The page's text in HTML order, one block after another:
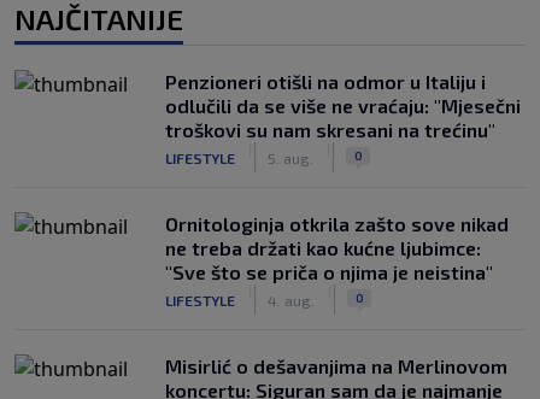
NAJČITANIJE
Penzioneri otišli na odmor u Italiju i
odlučili da se više ne vraćaju: "Mjesečni
troškovi su nam skresani na trećinu"
LIFESTYLE 5. aug. 0
Ornitologinja otkrila zašto sove nikad
ne treba držati kao kućne ljubimce:
"Sve što se priča o njima je neistina"
LIFESTYLE 4. aug. 0
Misirlić o dešavanjima na Merlinovom
koncertu: Siguran sam da je najmanje